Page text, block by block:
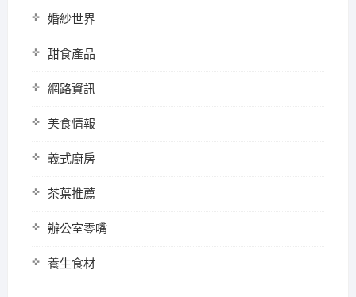
婚紗世界
甜食產品
網路資訊
美食情報
義式廚房
茶葉推薦
辦公室零嘴
養生食材